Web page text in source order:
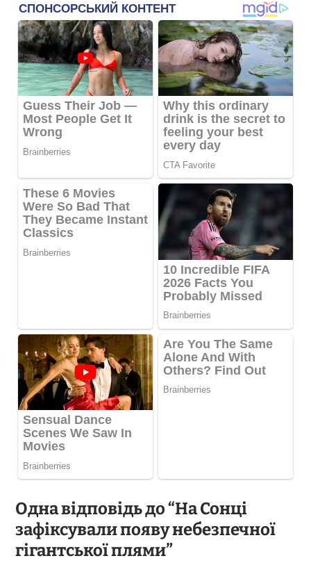
Одна відповідь до “На Сонці
зафіксували появу небезпечної
гігантської плями”